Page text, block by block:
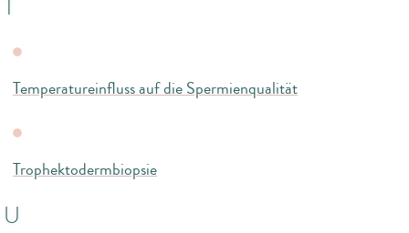
T
Temperatureinfluss auf die Spermienqualität
Trophektodermbiopsie
U